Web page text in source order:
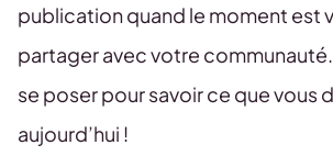
publication quand le moment est
partager avec votre
se poser pour savoir ce que vous
aujourd’hui !